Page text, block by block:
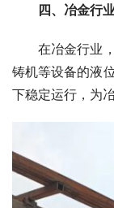
四、冶金行
在冶金行业，
铸机等设备的液
下稳定运行，为